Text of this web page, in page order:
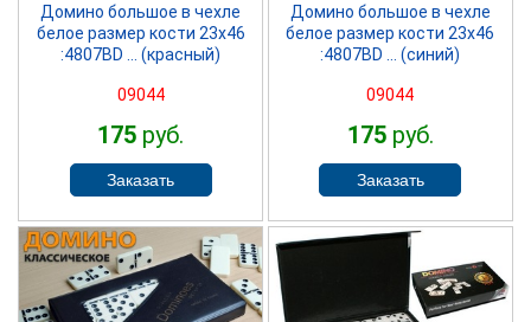
Домино большое в чехле
белое размер кости 23х46
:4807BD ... (красный)
09044
175 руб.
Домино большое в чехле
белое размер кости 23х46
:4807BD ... (синий)
09044
175руб.